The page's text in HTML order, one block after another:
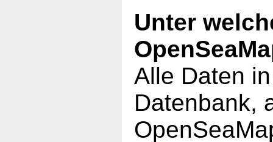
Unter
Alle Daten
Datenbank,